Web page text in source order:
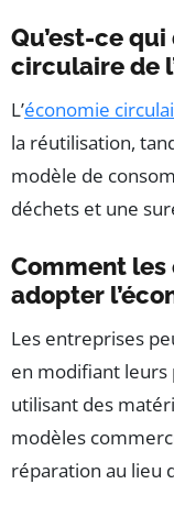
Qu’est-ce
circulaire de
L’économie
la réutilisation,
modèle de
déchets et une
Comment
adopter
Les entreprises
en modifiant leurs
utilisant des
modèles
réparation au lieu